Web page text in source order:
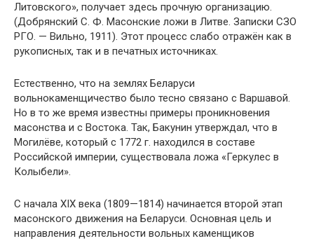
Литовского», получает здесь прочную организацию.
(Добрянский С. Ф. Масонские ложи в Литве. Записки СЗО
РГО. — Вильно, 1911). Этот процесс слабо отражён как в
рукописных, так и в печатных источниках.
Естественно, что на землях Беларуси
вольнокаменщичество было тесно связано с Варшавой.
Но в то же время известны примеры проникновения
масонства и с Востока. Так, Бакунин утверждал, что в
Могилёве, который с 1772 г. находился в составе
Российской империи, существовала ложа «Геркулес в
Колыбели».
С начала XIX века (1809—1814) начинается второй этап
масонского движения на Беларуси. Основная цель и
направления деятельности вольных каменщиков